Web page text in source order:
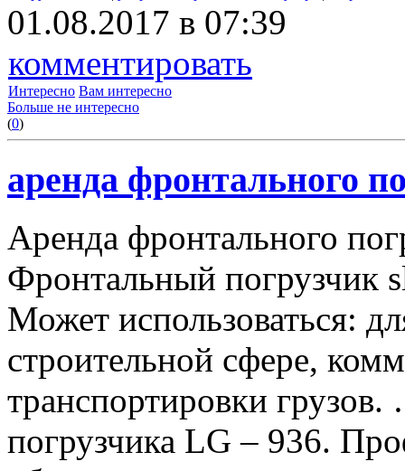
01.08.2017 в 07:39
комментировать
Интересно Вам интересно
Больше не интересно
(0)
аренда фронтального
Аренда фронтального
Фронтальный погрузчик
Может использоваться:
строительной сфере,
транспортировки
погрузчика LG – 936.